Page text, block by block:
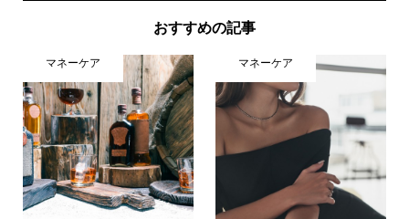
おすすめの記事
マネーケア マネーケア